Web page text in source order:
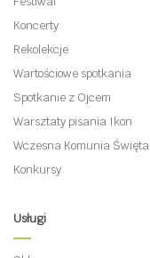
Koncerty
Rekolekcje
Wartościowe spotkania
Spotkanie z Ojcem
Warsztaty pisania Ikon
Wczesna Komunia Święta
Konkursy
Usługi